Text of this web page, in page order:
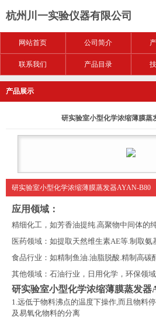
杭州川一实验仪器有限公司
网站首页 公司简介
联系我们 产品目录
产品展示
研实验室小型化学浓缩薄膜蒸
研实验室小型化学浓缩薄膜蒸发器AYAN-B80
应用领域：
精细化工，如芳香油提纯 高聚物中间体的
医药领域：如提取天然维生素AE等 制取氨
食品行业：如精制鱼油 油脂脱酸 精制高碳
其他领域：石油行业，日用化学，环保领
研实验室小型化学浓缩薄膜蒸发器
1. 远低于物料沸点的温度下操作 而且物料
及易氧化物料的分离